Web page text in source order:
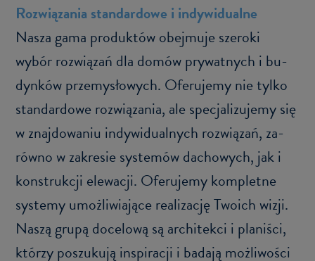
Roz­wią­za­nia stan­dar­do­we i in­dy­wi­du­al­ne
Nasza gama pro­duk­tów obej­mu­je sze­ro­ki
wybór roz­wią­zań dla domów pry­wat­nych i bu­
dyn­ków prze­my­sło­wych. Ofe­ru­je­my nie tylko
stan­dar­do­we roz­wią­za­nia, ale spe­cja­li­zu­je­my się
w znaj­do­wa­niu in­dy­wi­du­al­nych roz­wią­zań, za­
rów­no w za­kre­sie sys­te­mów da­cho­wych, jak i
kon­struk­cji ele­wa­cji. Ofe­ru­je­my kom­plet­ne
sys­te­my umoż­li­wia­ją­ce re­ali­za­cję Two­ich wizji.
Naszą grupą do­ce­lo­wą są ar­chi­tek­ci i pla­ni­ści,
któ­rzy po­szu­ku­ją in­spi­ra­cji i ba­da­ją moż­li­wo­ści